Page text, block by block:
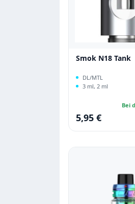
Smok N18 Tank
DL/MTL
3 ml, 2 ml
Bei
Regulärer Preis:
5,95 €